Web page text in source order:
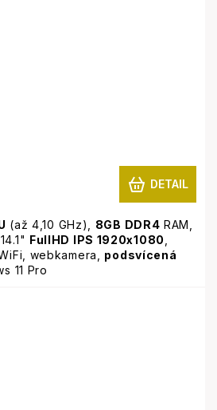
DETAIL
(až 4,10 GHz), 8GB DDR4 RAM,
14.1" FullHD IPS 1920x1080
webkamera, podsvícená
11 Pro